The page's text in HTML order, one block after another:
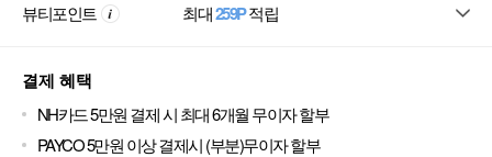
뷰티포인트 최대259P적립
결제 혜택
NH카드 5만원 결제 시 최대 6개월 무이자 할부
PAYCO 5만원 이상 결제시 (부분)무이자 할부